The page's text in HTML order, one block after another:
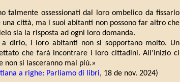
talmente ossessionati dal loro ombelico da fissarlo
città, ma i suoi abitanti non possono far altro che
sia la risposta ad ogni loro domanda.
dirlo, i loro abitanti non si sopportano molto. Un
che farà incontrare i loro cittadini. All'inizio ci
non si lasceranno mai più.»
a righe: Parliamo di libri, 18 de nov. 2024)